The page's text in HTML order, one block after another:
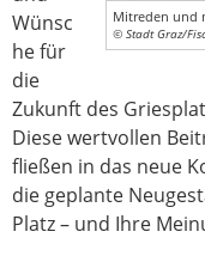
Mitreden und
© Stadt Graz/
Wünsc
he für
die
Zukunft des
Diese wertvollen
fließen in das neue
die geplante
Platz – und Ihre